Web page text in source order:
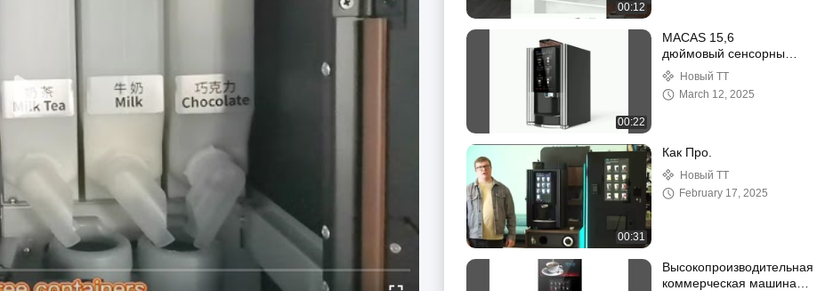
00:12
00:22
MACAS 15,6
дюймовый сенсорный
экран Автоматический
автомат для продажи
эспрессо 220 В 50 Гц
Новый TT
March 12, 2025
00:31
Как Про.
Новый TT
February 17, 2025
Высокопроизводительная
коммерческая машина